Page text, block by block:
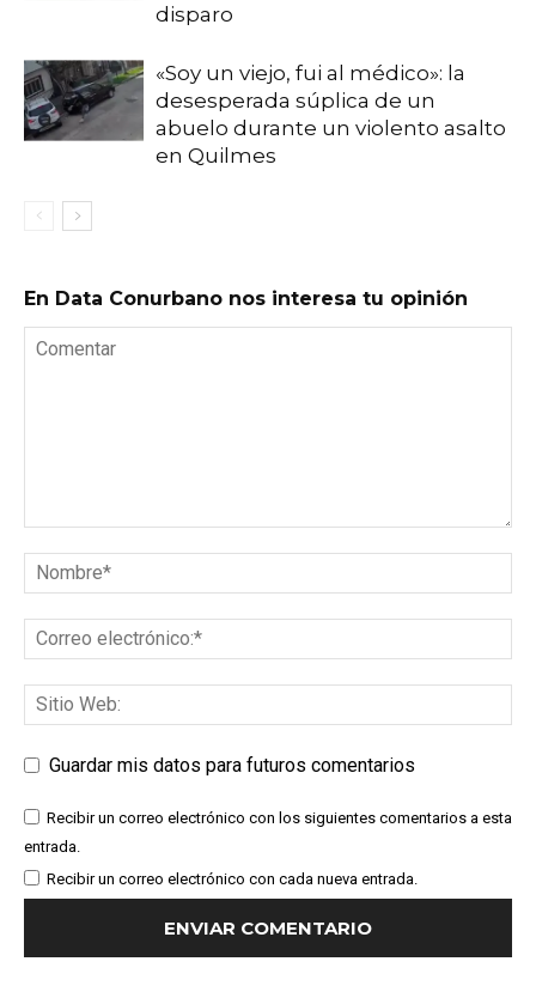
disparo
«Soy un viejo, fui al médico»: la
desesperada súplica de un
abuelo durante un violento asalto
en Quilmes
En Data Conurbano nos interesa tu opinión
Guardar mis datos para futuros comentarios
Recibir un correo electrónico con los siguientes comentarios a esta
entrada.
Recibir un correo electrónico con cada nueva entrada.